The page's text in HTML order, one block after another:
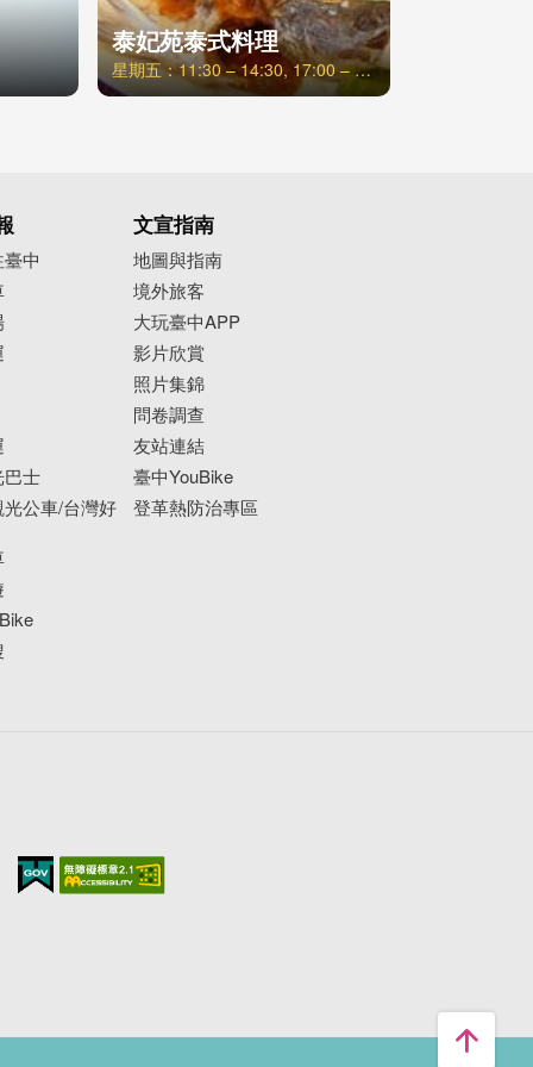
泰妃苑泰式料理
星期五：11:30 – 14:30, 17:00 – 21:30
中
巴士
公車/台灣好
文宣指南
地圖與指南
境外旅客
大玩臺中APP
影片欣賞
照片集錦
問卷調查
友站連結
臺中YouBike
登革熱防治專區